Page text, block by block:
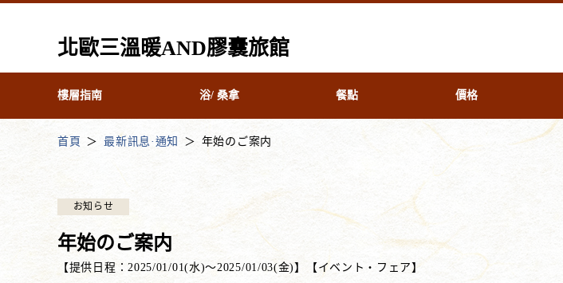
北歐三溫暖AND膠囊旅館
樓層指南 浴/ 桑拿 餐點 價格
首頁 最新訊息·通知 年始のご案内
お知らせ
年始のご案内
【提供日程：2025/01/01(水)〜2025/01/03(金) 】 【 イベント・フェア 】